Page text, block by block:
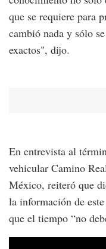
que se requiere para
cambió nada y sólo
exactos", dijo.
En entrevista al
vehicular Camino
México, reiteró que
la información de
que el tiempo “no